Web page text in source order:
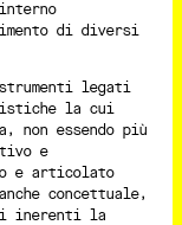
di diversi
legati
la cui
non essendo più
e
e articolato
concettuale,
inerenti la